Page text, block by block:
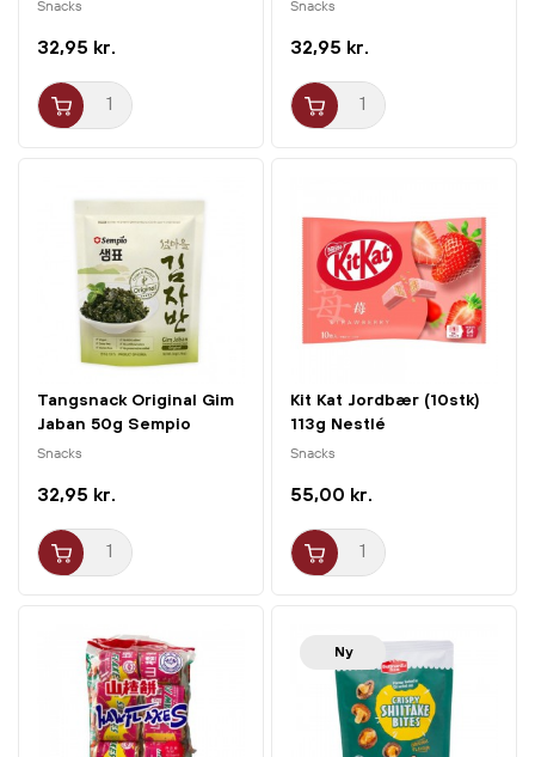
Snacks
32,95 kr.
Snacks
32,95 kr.
Tangsnack Original Gim
Jaban 50g Sempio
Snacks
32,95 kr.
Kit Kat Jordbær (10stk)
113g Nestlé
Snacks
55,00 kr.
Ny